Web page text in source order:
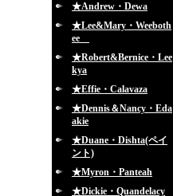
★Andrew・Dewa
★Lee&Mary・Weeboth
ee
★Robert&Bernice・Lee
kya
★Effie・Calavaza
★Dennis＆Nancy・Eda
akie
★Duane・Dishta(ペイ
ント)
★Myron・Panteah
★Dickie・Quandelacy